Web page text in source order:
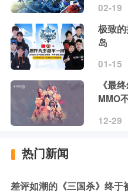
02-19
极致
岛
01-15
《最
MMO
12-29
热门新闻
差评如潮的《三国杀》终于